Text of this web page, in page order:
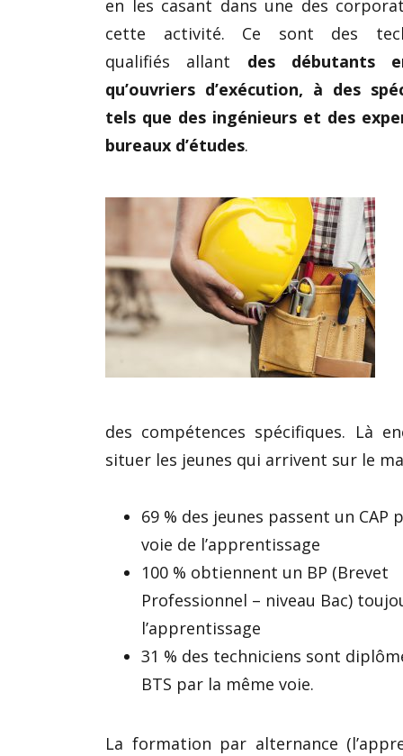
en les casant dans une des
cette activité. Ce sont des
qualifiés allant des débutants
qu’ouvriers d’exécution, à des
tels que des ingénieurs et des
bureaux d’études.
des compétences spécifiques. Là
situer les jeunes qui arrivent sur le
69 % des jeunes passent un CAP
voie de l’apprentissage
100 % obtiennent un BP (Brevet
Professionnel – niveau Bac)
l’apprentissage
31 % des techniciens sont
BTS par la même voie.
La formation par alternance